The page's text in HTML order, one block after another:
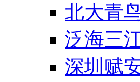
北大青
泛海三
深圳赋